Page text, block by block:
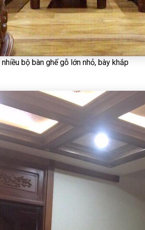
bộ bàn ghế gỗ lớn nhỏ, bày khắp